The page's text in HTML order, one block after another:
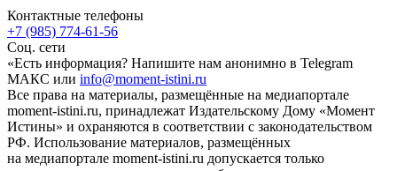
Контактные телефоны
+7 (985) 774-61-56
Соц. сети
«Есть информация? Напишите нам анонимно в Telegram
МАКС или info@moment-istini.ru
Все права на материалы, размещённые на медиапортале
moment-istini.ru, принадлежат Издательскому Дому «Момент
Истины» и охраняются в соответствии с законодательством
РФ. Использование материалов, размещённых
на медиапортале moment-istini.ru допускается только